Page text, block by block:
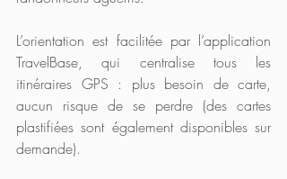
L’orientation est facilitée par l’application
TravelBase, qui centralise tous les
itinéraires GPS : plus besoin de carte,
aucun risque de se perdre (des cartes
plastifiées sont également disponibles sur
demande).